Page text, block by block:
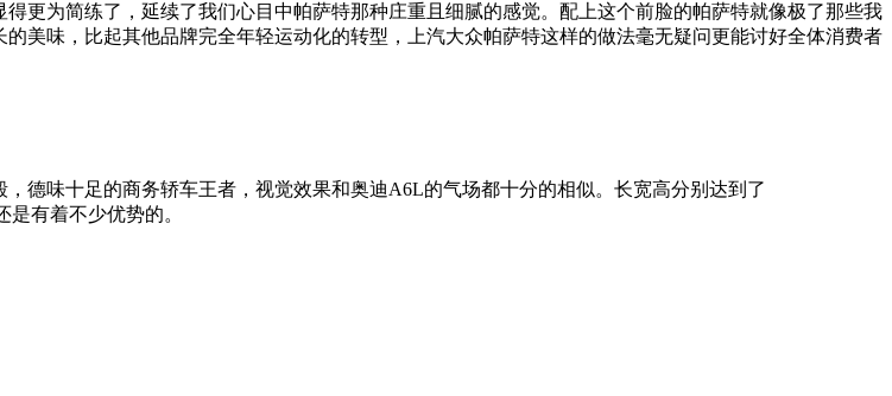
更为简练了，延续了我们心目中帕萨特那种庄重且细腻的感觉。配上这个前脸的帕萨特就像极了那些我
美味，比起其他品牌完全年轻运动化的转型，上汽大众帕萨特这样的做法毫无疑问更能讨好全体消费者
德味十足的商务轿车王者，视觉效果和奥迪A6L的气场都十分的相似。长宽高分别达到了
是有着不少优势的。